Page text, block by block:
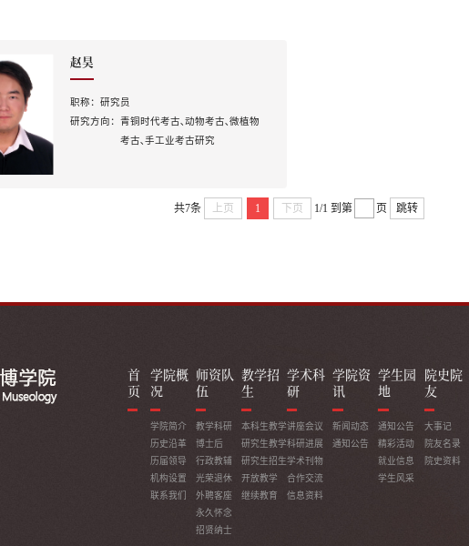
赵昊
职称：研究员
研究方向：青铜时代考古､动物考古､微植物
考古､手工业考古研究
共7条 上页 1 下页 1/1 到第 页 跳转
首
页
学院概
况
学院简介
历史沿革
历届领导
机构设置
联系我们
师资队
伍
教学科研
博士后
行政教辅
光荣退休
外聘客座
永久怀念
招贤纳士
教学招
生
本科生教学
研究生教学
研究生招生
开放教学
继续教育
学术科
研
讲座会议
科研进展
学术刊物
合作交流
信息资料
学院资
讯
新闻动态
通知公告
学生园
地
通知公告
精彩活动
就业信息
学生风采
院史院
友
大事记
院友名录
院史资料